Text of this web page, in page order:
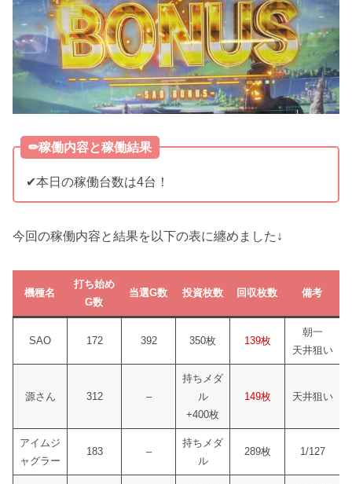
✏︎稼働内容と稼働結果
✔︎本日の稼働台数は4台！
今回の稼働内容と結果を以下の表に纏めました↓
機種名
打ち始め
G数
当選G数 投資枚数 回収枚数 備考
SAO 172 392 350枚 139枚
朝一
天井狙い
源さん 312 –
持ちメダ
ル
+400枚
149枚 天井狙い
アイムジ
ャグラー
183 –
持ちメダ
ル
289枚 1/127